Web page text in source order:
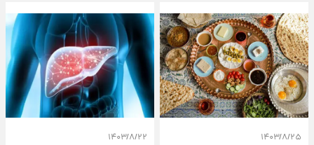
۱۴۰۳/۸/۲۵ ۱۴۰۳/۸/۲۲